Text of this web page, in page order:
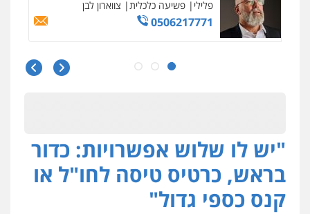
פלילי משפחה
503456449
עו"ד איהאב ג'לג'ולי
עורכי דין לענייני
אייל בן שושן, עורך דין פלילי
פלילי מעצרים וחקירות פשיעה חמורה
נוער רישום פלילי
0522763105
"יש לו שלוש אפשרויות: כדור
בראש, כרטיס טיסה לחו"ל או
קנס כספי גדול"